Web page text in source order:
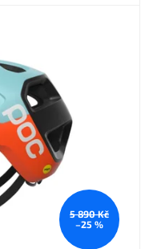
5 890 Kč
–25 %